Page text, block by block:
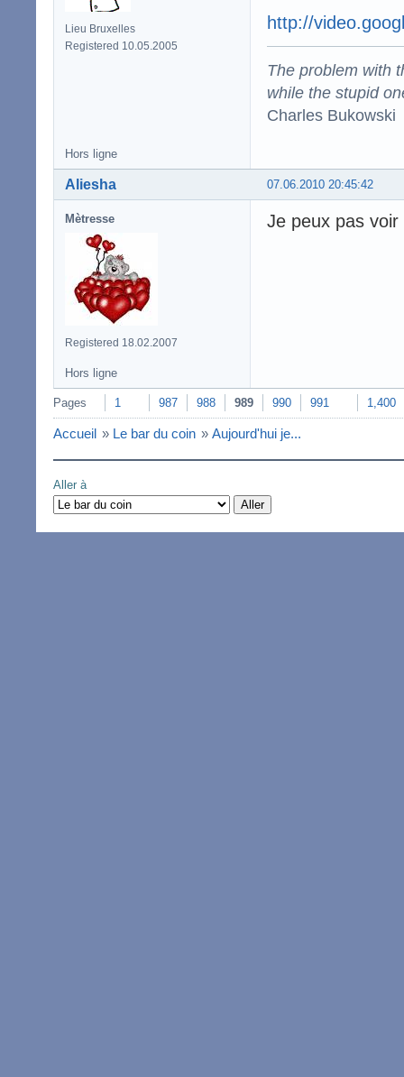
Lieu Bruxelles
Registered 10.05.2005
http://
The problem with
while the stupid
Charles Bukowski
Hors ligne
07.06.2010 20:45:42
Aliesha
Mètresse
Registered 18.02.2007
Je peux pas
Hors ligne
Pages 1 987 988 989 990 991 1,400
Accueil » Le bar du coin » Aujourd'hui je...
Aller à